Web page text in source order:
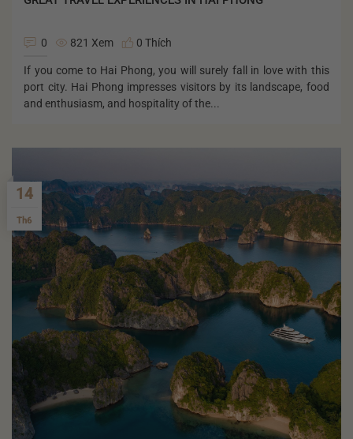
0 821 Xem 0 Thích
If you come to Hai Phong, you will surely fall in love with this
port city. Hai Phong impresses visitors by its landscape, food
and enthusiasm, and hospitality of the...
14
Th6